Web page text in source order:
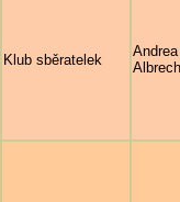
Klub sběratelek
Andrea